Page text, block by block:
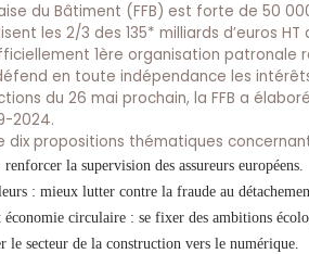
du Bâtiment (FFB) est forte de 50
les 2/3 des 135* milliards d’euros
1ère organisation
en toute indépendance les
du 26 mai prochain, la FFB a
2024.
dix propositions thématiques
la supervision des assureurs européens.
: mieux lutter contre la fraude au
circulaire : se fixer des ambitions
le secteur de la construction vers le numérique.